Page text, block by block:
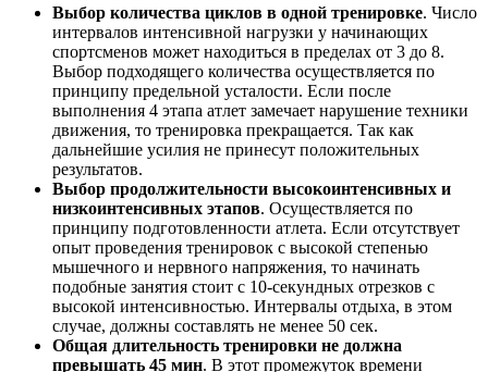
Выбор количества циклов в одной тренировке. Число
интервалов интенсивной нагрузки у начинающих
спортсменов может находиться в пределах от 3 до 8.
Выбор подходящего количества осуществляется по
принципу предельной усталости. Если после
выполнения 4 этапа атлет замечает нарушение техники
движения, то тренировка прекращается. Так как
дальнейшие усилия не принесут положительных
результатов.
Выбор продолжительности высокоинтенсивных и
низкоинтенсивных этапов. Осуществляется по
принципу подготовленности атлета. Если отсутствует
опыт проведения тренировок с высокой степенью
мышечного и нервного напряжения, то начинать
подобные занятия стоит с 10-секундных отрезков с
высокой интенсивностью. Интервалы отдыха, в этом
случае, должны составлять не менее 50 сек.
Общая длительность тренировки не должна
превышать 45 мин. В этот промежуток времени